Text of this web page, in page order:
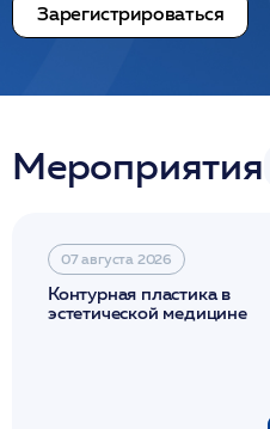
Зарегистрироваться
Мероприятия
07 августа 2026
Контурная пластика в
эстетической медицине